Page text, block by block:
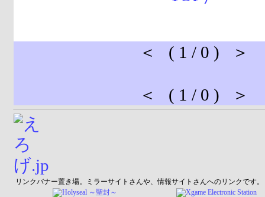
＜ ( 1 / 0 ) ＞
＜ ( 1 / 0 ) ＞
リンクバナー置き場。ミラーサイトさんや、情報サイトさんへのリンクです。